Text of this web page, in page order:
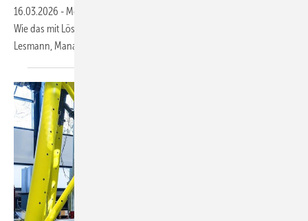
16.03.2026 - Mehr Ertrag, weniger Schäden, längere Lebensdauer:
Wie das mit Lösungen von Phoenix Contact möglich ist, erklärt Nils
Lesmann, Manager Product Services